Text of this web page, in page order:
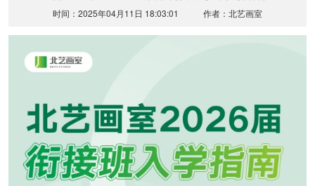
时间：2025年04月11日 18:03:01 作者：北艺画室